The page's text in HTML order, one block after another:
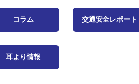
コラム 交通安全レポート
耳より情報